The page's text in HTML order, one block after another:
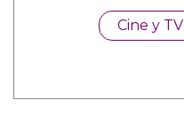
Cine y TV